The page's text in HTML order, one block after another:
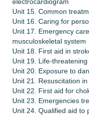
Unit 15. Common
Unit 16. Caring for
Unit 17. Emergency
musculoskeletal system
Unit 18. First aid in
Unit 19. Life-
Unit 20. Exposure to
Unit 21. Resuscitation
Unit 22. First aid for
Unit 23. Emergencies
Unit 24. Qualified aid to